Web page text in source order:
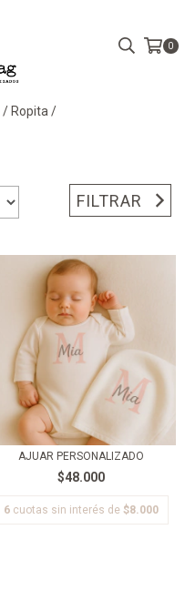
0
/ Ropita /
FILTRAR
AJUAR PERSONALIZADO
$48.000
6 cuotas sin interés de $8.000